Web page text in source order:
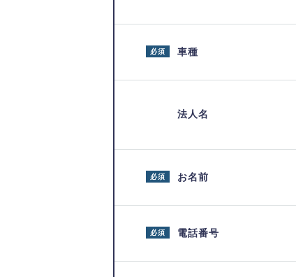
車種
必須
法人名
お名前
必須
電話番号
必須